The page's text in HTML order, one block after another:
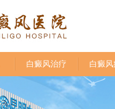
白癜风治疗 白癜